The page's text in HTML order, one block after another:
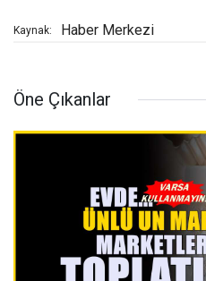
Kaynak: Haber Merkezi
Öne Çıkanlar